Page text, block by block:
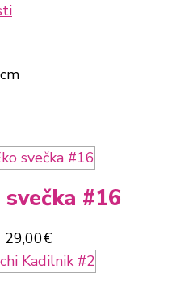
svečka #16
29,00€